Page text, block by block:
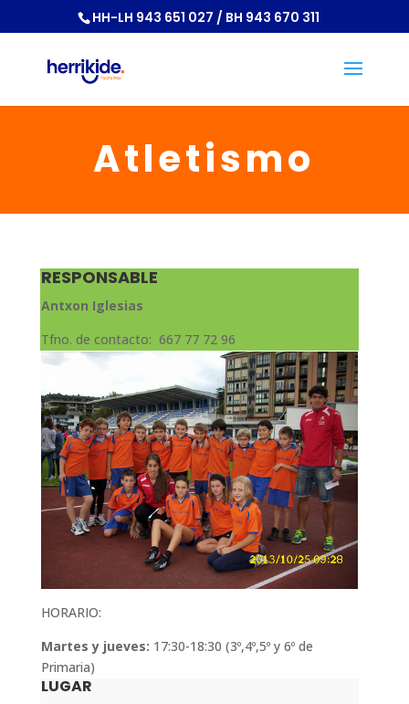
HH-LH 943 651 027 / BH 943 670 311
Atletismo
RESPONSABLE
Antxon Iglesias
Tfno. de contacto: 667 77 72 96
HORARIO:
Martes y jueves: 17:30-18:30 (3º,4º,5º y 6º de
Primaria)
LUGAR